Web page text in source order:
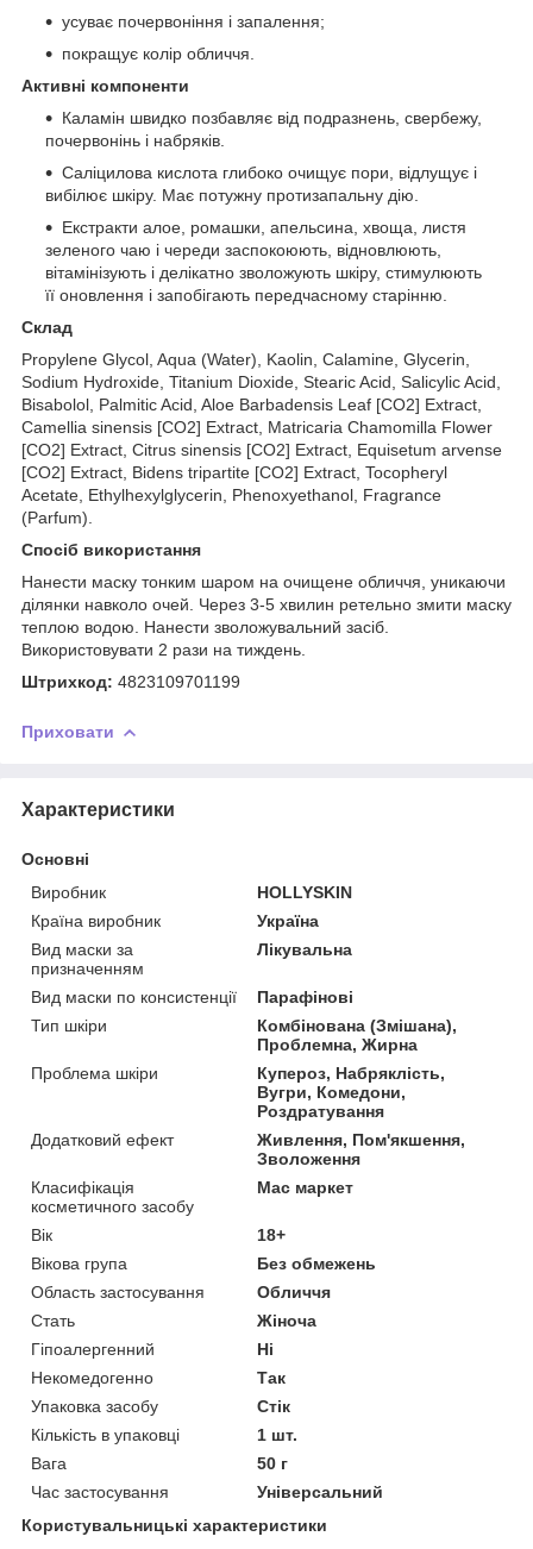
усуває почервоніння і запалення;
покращує колір обличчя.
Активні компоненти
Каламін швидко позбавляє від подразнень, свербежу,
почервонінь і набряків.
Саліцилова кислота глибоко очищує пори, відлущує і
вибілює шкіру. Має потужну протизапальну дію.
Екстракти алое, ромашки, апельсина, хвоща, листя
зеленого чаю і череди заспокоюють, відновлюють,
вітамінізують і делікатно зволожують шкіру, стимулюють
її оновлення і запобігають передчасному старінню.
Склад
Propylene Glycol, Aqua (Water), Kaolin, Calamine, Glycerin,
Sodium Hydroxide, Titanium Dioxide, Stearic Acid, Salicylic Acid,
Bisabolol, Palmitic Acid, Aloe Barbadensis Leaf [CO2] Extract,
Camellia sinensis [CO2] Extract, Matricaria Сhamomilla Flower
[CO2] Extract, Citrus sinensis [CO2] Extract, Equisetum arvense
[CO2] Extract, Bidens tripartite [CO2] Extract, Tocopheryl
Acetate, Ethylhexylglycerin, Phenoxyethanol, Fragrance
(Parfum).
Спосіб використання
Нанести маску тонким шаром на очищене обличчя, уникаючи
ділянки навколо очей. Через 3-5 хвилин ретельно змити маску
теплою водою. Нанести зволожувальний засіб.
Використовувати 2 рази на тиждень.
Штрихкод: 4823109701199
Приховати
Характеристики
Основні
Виробник
HOLLYSKIN
Країна виробник
Україна
Вид маски за
призначенням
Лікувальна
Вид маски по консистенції
Парафінові
Тип шкіри
Комбінована (Змішана),
Проблемна, Жирна
Проблема шкіри
Купероз, Набряклість,
Вугри, Комедони,
Роздратування
Додатковий ефект
Живлення, Пом'якшення,
Зволоження
Класифікація
косметичного засобу
Мас маркет
Вік
18+
Вікова група
Без обмежень
Область застосування
Обличчя
Стать
Жіноча
Гіпоалергенний
Ні
Некомедогенно
Так
Упаковка засобу
Стік
Кількість в упаковці
1 шт.
Вага
50 г
Час застосування
Універсальний
Користувальницькі характеристики